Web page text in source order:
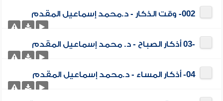
002- وقت الذكار - د.محمد إسماعيل المقدم
-03 أذكار الصباح - د. محمد إسماعيل المقدم
04- أذكار المساء - د.محمد إسماعيل المقدم